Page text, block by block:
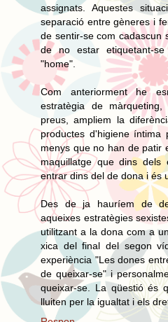
assignats. Aquestes
separació entre gèneres i
de sentir-se com cadascun
de no estar etiquetant-
"home".
Com anteriorment he
estratègia de
preus, ampliem la
productes d'higiene
menys que no han de patir
maquillatge que dins dels
entrar dins del de dona i és
Des de ja hauríem de
aqueixes estratègies
utilitzant a la dona com a
xica del final del segon
experiència "Les dones
de queixar-se" i
queixar-se. La qüestió és
lluiten per la igualtat i els